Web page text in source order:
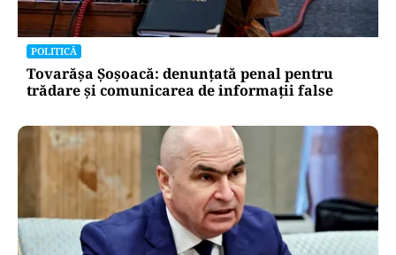
POLITICĂ
Tovarășa Șoșoacă: denunțată penal pentru
trădare și comunicarea de informații false